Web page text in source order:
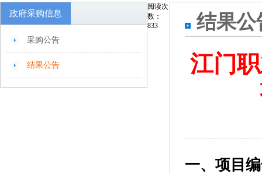
政府采购信息
采购公告
结果公告
结果公
江门
一、项目编
阅读次
数：
833